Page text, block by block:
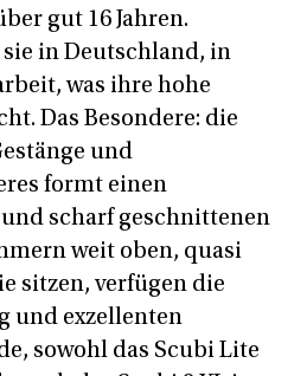
gut 16 Jahren.
in Deutschland, in
was ihre hohe
Das Besondere: die
und
formt einen
scharf geschnittenen
weit oben, quasi
sitzen, verfügen die
und exzellenten
sowohl das Scubi Lite